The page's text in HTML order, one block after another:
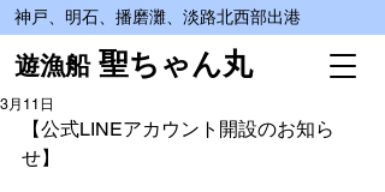
神戸、明石、播磨灘、淡路北西部出港
遊漁船聖ちゃん丸
3月11日
【公式LINEアカウント開設のお知ら
せ】